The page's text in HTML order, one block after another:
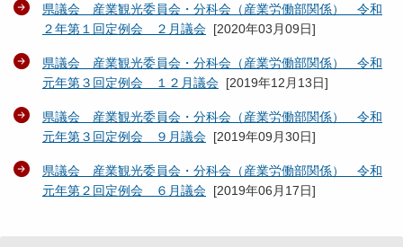
県議会 産業観光委員会・分科会（産業労働部関係） 令和
２年第１回定例会 ２月議会 [2020年03月09日]
県議会 産業観光委員会・分科会（産業労働部関係） 令和
元年第３回定例会 １２月議会 [2019年12月13日]
県議会 産業観光委員会・分科会（産業労働部関係） 令和
元年第３回定例会 ９月議会 [2019年09月30日]
県議会 産業観光委員会・分科会（産業労働部関係） 令和
元年第２回定例会 ６月議会 [2019年06月17日]